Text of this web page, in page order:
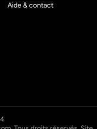
Aide & contact